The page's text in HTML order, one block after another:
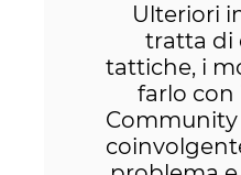
Ulteriori
tratta di
tattiche, i
farlo